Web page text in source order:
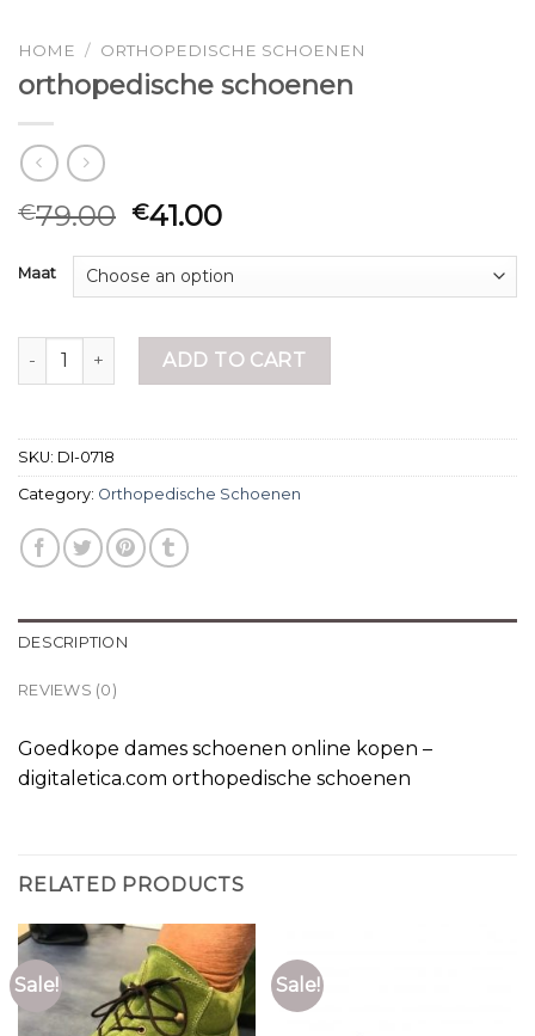
HOME / ORTHOPEDISCHE SCHOENEN
orthopedische schoenen
€79.00 €41.00
Maat
orthopedische schoenen quantity
ADD TO CART
SKU: DI-0718
Category: Orthopedische Schoenen
DESCRIPTION
REVIEWS (0)
Goedkope dames schoenen online kopen –
digitaletica.com orthopedische schoenen
RELATED PRODUCTS
Sale! Sale!